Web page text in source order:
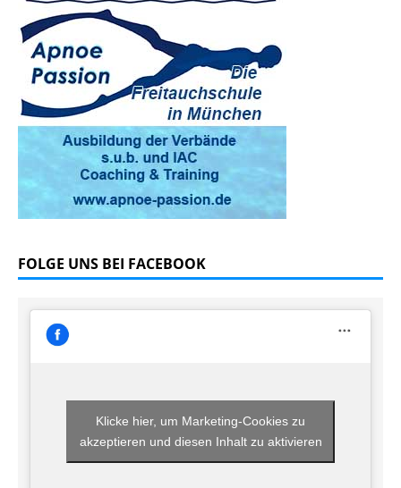
FOLGE UNS BEI FACEBOOK
Klicke hier, um Marketing-Cookies zu
akzeptieren und diesen Inhalt zu aktivieren